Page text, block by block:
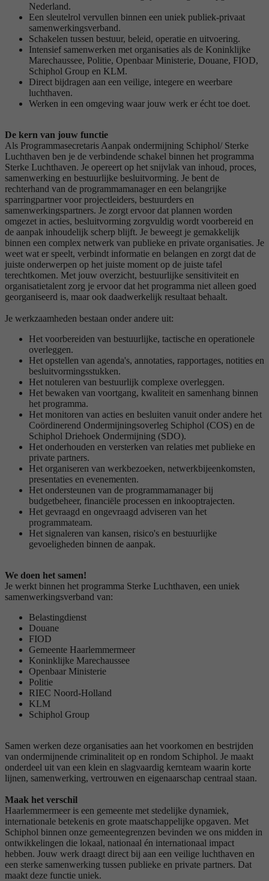
Nederland.
Een sleutelrol vervullen binnen een uniek publiek-privaat
samenwerkingsverband.
Schakelen tussen bestuur, beleid, operatie en uitvoering.
Intensief samenwerken met organisaties als de Koninklijke
Marechaussee, Politie, Openbaar Ministerie, Douane, FIOD,
Schiphol Group en KLM.
Direct bijdragen aan een veilige, integere en weerbare
luchthaven.
Werken in een omgeving waar jouw werk er écht toe doet.
De kern van jouw functie
Als Programmasecretaris Aanpak ondermijning Schiphol/ Sterke
Luchthaven ben je de verbindende schakel binnen het programma
Sterke Luchthaven. Je opereert op het snijvlak van inhoud, proces,
samenwerking en bestuurlijke besluitvorming. Je bent de
rechterhand van de programmamanager en een belangrijke
sparringpartner voor projectleiders, bestuurders en
samenwerkingspartners. Je zorgt ervoor dat plannen worden
omgezet in acties, besluitvorming zorgvuldig wordt voorbereid en
de aanpak inhoudelijk scherp blijft. Je beweegt je gemakkelijk
binnen een complex netwerk van publieke en private organisaties. Je
weet wat er speelt, verbindt informatie en belangen en zorgt dat de
juiste onderwerpen op het juiste moment op de juiste tafel
terechtkomen. Met jouw overzicht, bestuurlijke sensitiviteit en
organisatietalent zorg je ervoor dat het programma niet alleen goed
georganiseerd is, maar ook daadwerkelijk resultaat behaalt.
Je werkzaamheden bestaan onder andere uit:
Het voorbereiden van bestuurlijke, tactische en operationele
overleggen.
Het opstellen van agenda's, annotaties, rapportages, notities en
besluitvormingsstukken.
Het notuleren van bestuurlijk complexe overleggen.
Het bewaken van voortgang, kwaliteit en samenhang binnen
het programma.
Het monitoren van acties en besluiten vanuit onder andere het
Coördinerend Ondermijningsoverleg Schiphol (COS) en de
Schiphol Driehoek Ondermijning (SDO).
Het onderhouden en versterken van relaties met publieke en
private partners.
Het organiseren van werkbezoeken, netwerkbijeenkomsten,
presentaties en evenementen.
Het ondersteunen van de programmamanager bij
budgetbeheer, financiële processen en inkooptrajecten.
Het gevraagd en ongevraagd adviseren van het
programmateam.
Het signaleren van kansen, risico's en bestuurlijke
gevoeligheden binnen de aanpak.
We doen het samen!
Je werkt binnen het programma Sterke Luchthaven, een uniek
samenwerkingsverband van:
Belastingdienst
Douane
FIOD
Gemeente Haarlemmermeer
Koninklijke Marechaussee
Openbaar Ministerie
Politie
RIEC Noord-Holland
KLM
Schiphol Group
Samen werken deze organisaties aan het voorkomen en bestrijden
van ondermijnende criminaliteit op en rondom Schiphol. Je maakt
onderdeel uit van een klein en slagvaardig kernteam waarin korte
lijnen, samenwerking, vertrouwen en eigenaarschap centraal staan.
Maak het verschil
Haarlemmermeer is een gemeente met stedelijke dynamiek,
internationale betekenis en grote maatschappelijke opgaven. Met
Schiphol binnen onze gemeentegrenzen bevinden we ons midden in
ontwikkelingen die lokaal, nationaal én internationaal impact
hebben. Jouw werk draagt direct bij aan een veilige luchthaven en
een sterke samenwerking tussen publieke en private partners. Dat
maakt deze functie uniek.